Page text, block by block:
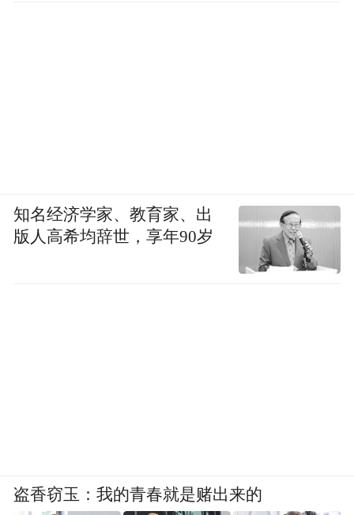
知名经济学家、教育家、出
版人高希均辞世，享年90岁
盗香窃玉：我的青春就是赌出来的